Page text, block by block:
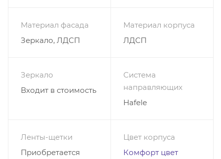
Материал фасада
Зеркало, ЛДСП
Материал корпуса
ЛДСП
Зеркало
Входит в стоимость
Система
направляющих
Hafele
Ленты-щетки
Приобретается
Цвет корпуса
Комфорт цвет